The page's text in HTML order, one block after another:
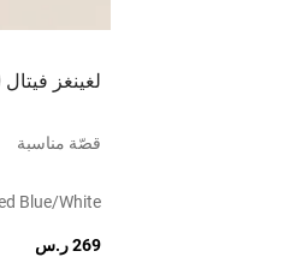
لغينغز فيتال 2.0 بلا حياكة
قصّة مناسبة
Blue/white
269 ر.س